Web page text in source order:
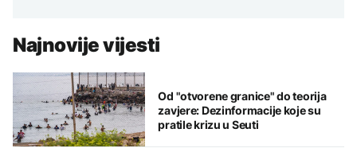
Najnovije vijesti
Od "otvorene granice" do teorija
zavjere: Dezinformacije koje su
pratile krizu u Seuti